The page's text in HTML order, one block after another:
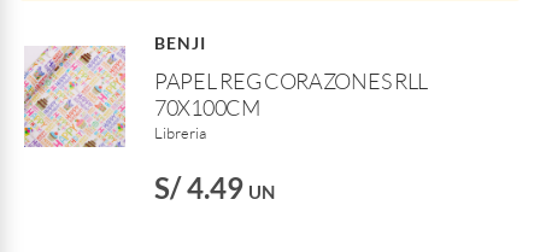
BENJI
PAPEL REG CORAZONES RLL
70X100CM
Libreria
S/ 4.49 UN